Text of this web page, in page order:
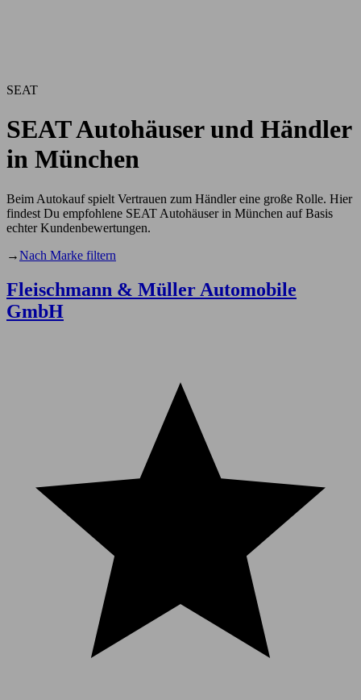
SEAT
SEAT Autohäuser und Händler
in München
Beim Autokauf spielt Vertrauen zum Händler eine große Rolle. Hier
findest Du empfohlene SEAT Autohäuser in München auf Basis
echter Kundenbewertungen.
→Nach Marke filtern
Fleischmann & Müller Automobile
GmbH